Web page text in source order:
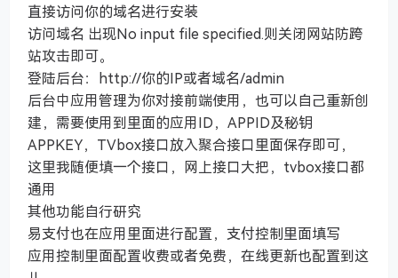
直接访问你的域名进行安装
访问域名 出现No input file specified.则关闭网站防跨
站攻击即可。
登陆后台：http://你的IP或者域名/admin
后台中应用管理为你对接前端使用，也可以自己重新创
建，需要使用到里面的应用ID，APPID及秘钥
APPKEY，TVbox接口放入聚合接口里面保存即可，
这里我随便填一个接口，网上接口大把，tvbox接口都
通用
其他功能自行研究
易支付也在应用里面进行配置，支付控制里面填写
应用控制里面配置收费或者免费，在线更新也配置到这